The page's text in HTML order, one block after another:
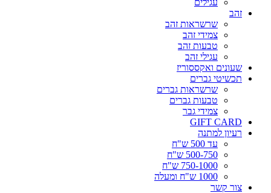
עגילים
זהב
שרשראות זהב
צמידי זהב
טבעות זהב
עגילי זהב
שעונים ואקססוריז
תכשיטי גברים
שרשראות גברים
טבעות גברים
צמידי גבר
GIFT CARD
רעיון למתנה
עד 500 ש"ח
500-750 ש"ח
750-1000 ש"ח
1000 ש"ח ומעלה
צור קשר